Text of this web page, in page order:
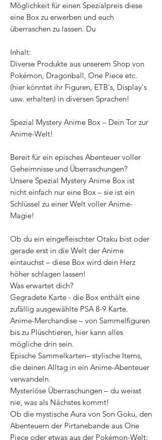
Möglichkeit für einen Spezialpreis diese
eine Box zu erwerben und euch
überraschen zu lassen. Du
Inhalt:
Diverse Produkte aus unserem Shop von
Pokémon, Dragonball, One Piece etc.
(hier könntet ihr Figuren, ETB's, Display's
usw. erhalten) in diversen Sprachen!
Spezial Mystery Anime Box – Dein Tor zur
Anime-Welt!
Bereit für ein episches Abenteuer voller
Geheimnisse und Überraschungen?
Unsere Spezial Mystery Anime Box ist
nicht einfach nur eine Box – sie ist ein
Schlüssel zu einer Welt voller Anime-
Magie!
Ob du ein eingefleischter Otaku bist oder
gerade erst in die Welt der Anime
eintauchst – diese Box wird dein Herz
höher schlagen lassen!
Was erwartet dich?
Gegradete Karte - die Box enthält eine
zufällig ausgewählte PSA 8-9 Karte.
Anime-Merchandise – von Sammelfiguren
bis zu Plüschtieren, hier kann alles
mögliche drin sein.
Epische Sammelkarten– stylische Items,
die deinen Alltag in ein Anime-Abenteuer
verwandeln.
Mysteriöse Überraschungen – du weisst
nie, was als Nächstes kommt!
Ob die mystische Aura von Son Goku, den
Abenteuern der Pirtanebande aus One
Piece oder etwas aus der Pokémon-Welt: